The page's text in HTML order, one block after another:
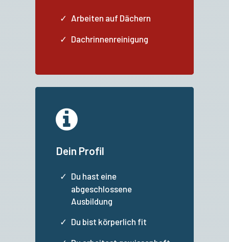
Arbeiten auf Dächern
Dachrinnenreinigung
Dein Profil
Du hast eine
abgeschlossene
Ausbildung
Du bist körperlich fit